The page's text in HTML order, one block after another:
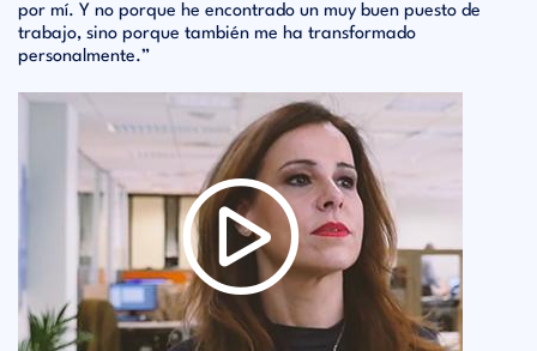
por mí. Y no porque he encontrado un muy buen puesto de
trabajo, sino porque también me ha transformado
personalmente.”